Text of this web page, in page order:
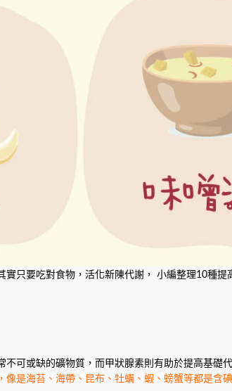
實只要吃對食物，活化新陳代謝， 小編整理10種提
不可或缺的礦物質，而甲狀腺素則有助於提高基礎
像是海苔、海帶、昆布、牡蠣、蝦、螃蟹等都是含